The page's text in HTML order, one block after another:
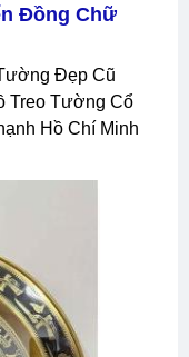
Đồng Chữ
Treo Tường Cổ
Hồ Chí Minh